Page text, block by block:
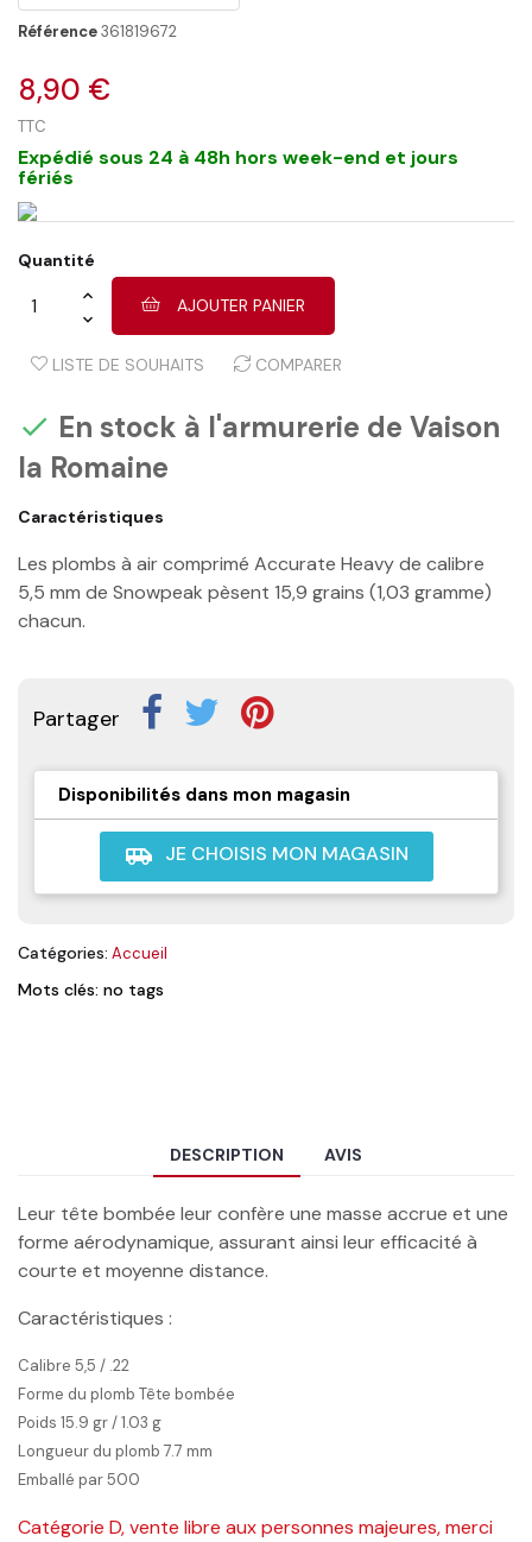
Référence361819672
8,90 €
TTC
Expédié sous 24 à 48h hors week-end et jours
fériés
Quantité
AJOUTER PANIER
LISTE DE SOUHAITS COMPARER
 En stock à l'armurerie de Vaison
la Romaine
Caractéristiques
Les plombs à air comprimé Accurate Heavy de calibre
5,5 mm de Snowpeak pèsent 15,9 grains (1,03 gramme)
chacun.
Partager
Disponibilités dans mon magasin
airport_shuttle JE CHOISIS MON MAGASIN
Catégories: Accueil
Mots clés: no tags
DESCRIPTION AVIS
Leur tête bombée leur confère une masse accrue et une
forme aérodynamique, assurant ainsi leur efficacité à
courte et moyenne distance.
Caractéristiques :
Calibre 5,5 / .22
Forme du plomb Tête bombée
Poids 15.9 gr / 1.03 g
Longueur du plomb 7.7 mm
Emballé par 500
Catégorie D, vente libre aux personnes majeures, merci